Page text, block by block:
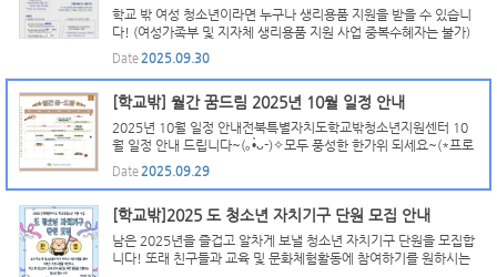
학교 밖 여성 청소년이라면 누구나 생리용품 지원을 받을 수 있습니
다! (여성가족부 및 지자체 생리용품 지원 사업 중복수혜자는 불가)
아래의 홍보물 확인하시어 꼬옥 신청하시고, 이번년도 안에 사용하
셔야만 제로페이 바우처 포인트가 소멸되지 않습니다! ...
Date2025.09.30
[학교밖] 월간 꿈드림 2025년 10월 일정 안내
2025년 10월 일정 안내전북특별자치도학교밖청소년지원센터 10
월 일정 안내 드립니다~(｡•̀ᴗ-)✧모두 풍성한 한가위 되세요~(*프로
그램별 상황에 따라 공지 된 월간일정이 변동될 수 있습니다.)
Date2025.09.29
[학교밖]2025 도 청소년 자치기구 단원 모집 안내
남은 2025년을 즐겁고 알차게 보낼 청소년 자치기구 단원을 모집합
니다! 또래 친구들과 교육 및 문화체험활동에 참여하기를 원하시는